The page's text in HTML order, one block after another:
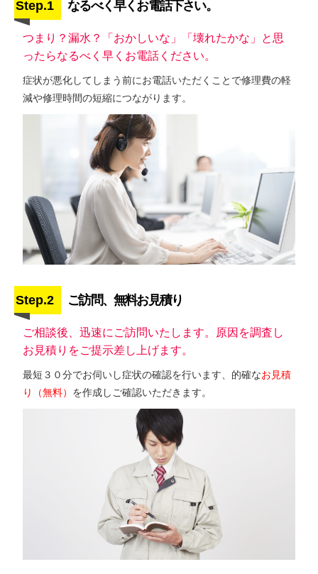
Step.1 なるべく早くお電話下さい。
つまり？漏水？「おかしいな」「壊れたかな」と思
ったらなるべく早くお電話ください。
症状が悪化してしまう前にお電話いただくことで修理費の軽
減や修理時間の短縮につながります。
Step.2 ご訪問、無料お見積り
ご相談後、迅速にご訪問いたします。原因を調査し
お見積りをご提示差し上げます。
最短３０分でお伺いし症状の確認を行います、的確なお見積
り（無料） を作成しご確認いただきます。